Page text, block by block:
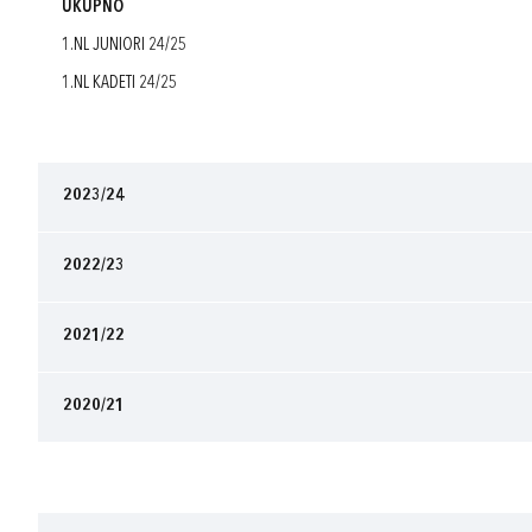
UKUPNO
1.NL JUNIORI 24/25
1.NL KADETI 24/25
2023/24
2022/23
2021/22
2020/21